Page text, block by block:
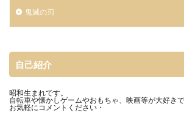
鬼滅の刃
自己紹介
昭和生まれです。
自転車や懐かしゲームやおもちゃ、映画等が大好きで
お気軽にコメントください・